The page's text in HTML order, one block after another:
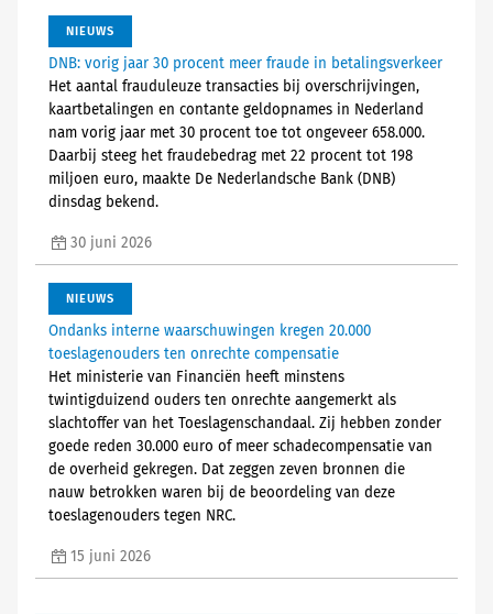
NIEUWS
DNB: vorig jaar 30 procent meer fraude in betalingsverkeer
Het aantal frauduleuze transacties bij overschrijvingen,
kaartbetalingen en contante geldopnames in Nederland
nam vorig jaar met 30 procent toe tot ongeveer 658.000.
Daarbij steeg het fraudebedrag met 22 procent tot 198
miljoen euro, maakte De Nederlandsche Bank (DNB)
dinsdag bekend.
30 juni 2026
NIEUWS
Ondanks interne waarschuwingen kregen 20.000
toeslagenouders ten onrechte compensatie
Het ministerie van Financiën heeft minstens
twintigduizend ouders ten onrechte aangemerkt als
slachtoffer van het Toeslagenschandaal. Zij hebben zonder
goede reden 30.000 euro of meer schadecompensatie van
de overheid gekregen. Dat zeggen zeven bronnen die
nauw betrokken waren bij de beoordeling van deze
toeslagenouders tegen NRC.
15 juni 2026